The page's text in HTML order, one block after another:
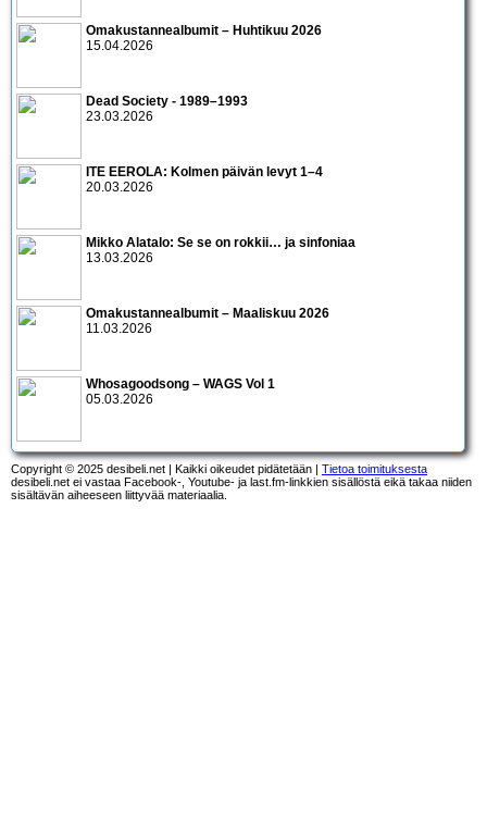
Omakustannealbumit – Huhtikuu 2026
15.04.2026
Dead Society - 1989–1993
23.03.2026
ITE EEROLA: Kolmen päivän levyt 1–4
20.03.2026
Mikko Alatalo: Se se on rokkii… ja sinfoniaa
13.03.2026
Omakustannealbumit – Maaliskuu 2026
11.03.2026
Whosagoodsong – WAGS Vol 1
05.03.2026
Copyright © 2025 desibeli.net | Kaikki oikeudet pidätetään | Tietoa toimituksesta
desibeli.net ei vastaa Facebook-, Youtube- ja last.fm-linkkien sisällöstä eikä takaa niiden
sisältävän aiheeseen liittyvää materiaalia.